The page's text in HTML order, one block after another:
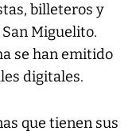
billeteros y
Miguelito.
se han emitido
digitales.
que tienen sus